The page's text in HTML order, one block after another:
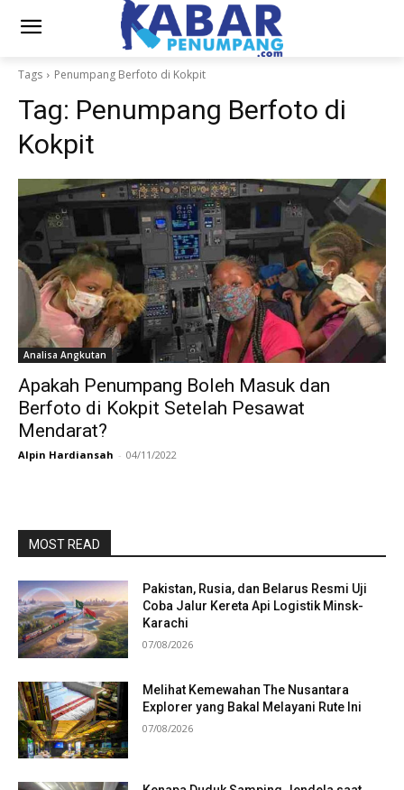
Tags Penumpang Berfoto di Kokpit
Tag: Penumpang Berfoto di
Kokpit
Analisa Angkutan
Apakah Penumpang Boleh Masuk dan
Berfoto di Kokpit Setelah Pesawat
Mendarat?
Alpin Hardiansah - 04/11/2022
MOST READ
Pakistan, Rusia, dan Belarus Resmi Uji
Coba Jalur Kereta Api Logistik Minsk-
Karachi
07/08/2026
Melihat Kemewahan The Nusantara
Explorer yang Bakal Melayani Rute Ini
07/08/2026